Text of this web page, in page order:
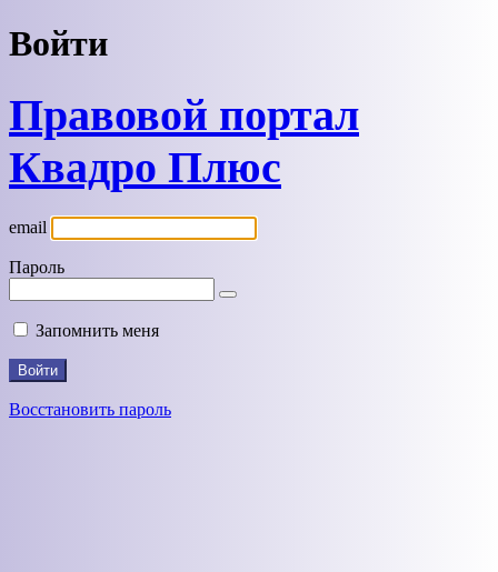
Войти
Правовой портал
Квадро Плюс
email
Пароль
Запомнить меня
Восстановить пароль